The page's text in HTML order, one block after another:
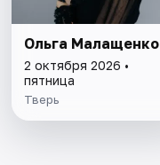
Ольга Малащенко
2 октября 2026 •
пятница
Тверь